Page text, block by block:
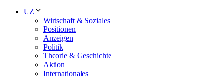
UZ
Wirtschaft & Soziales
Positionen
Anzeigen
Politik
Theorie & Geschichte
Aktion
Internationales